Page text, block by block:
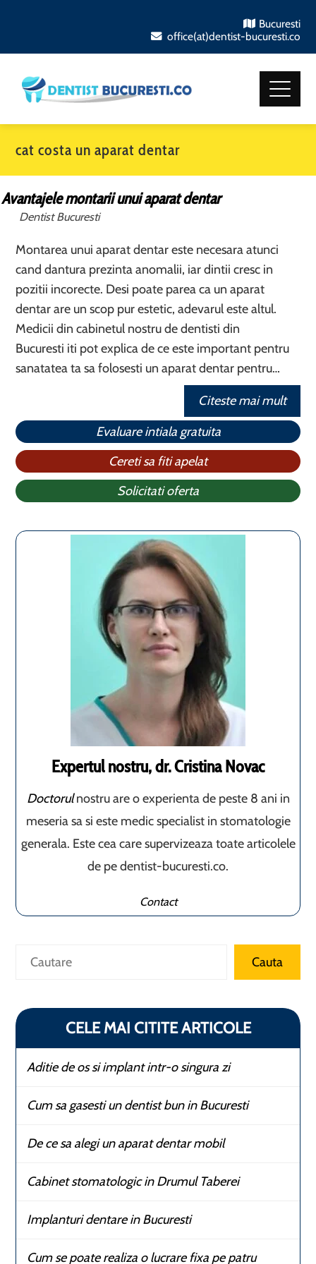
Bucuresti
office(at)dentist-bucuresti.co
cat costa un aparat dentar
Avantajele montarii unui aparat dentar
Dentist Bucuresti
Montarea unui aparat dentar este necesara atunci
cand dantura prezinta anomalii, iar dintii cresc in
pozitii incorecte. Desi poate parea ca un aparat
dentar are un scop pur estetic, adevarul este altul.
Medicii din cabinetul nostru de dentisti din
Bucuresti iti pot explica de ce este important pentru
sanatatea ta sa folosesti un aparat dentar pentru…
Citeste mai mult
Evaluare intiala gratuita
Cereti sa fiti apelat
Solicitati oferta
Expertul nostru, dr. Cristina Novac
Doctorulnostru are o experienta de peste 8 ani in
meseria sa si este medic specialist in stomatologie
generala. Este cea care supervizeaza toate articolele
de pe dentist-bucuresti.co.
Contact
Caută Cauta
CELE MAI CITITE ARTICOLE
Aditie de os si implant intr-o singura zi
Cum sa gasesti un dentist bun in Bucuresti
De ce sa alegi un aparat dentar mobil
Cabinet stomatologic in Drumul Taberei
Implanturi dentare in Bucuresti
Cum se poate realiza o lucrare fixa pe patru